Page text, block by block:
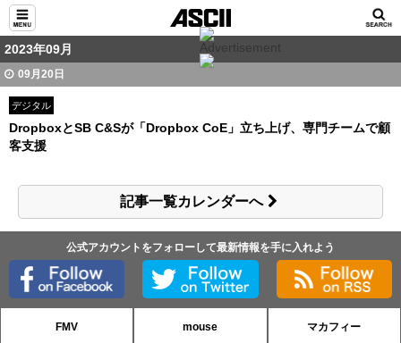
2023年09月
09月20日
デジタル
DropboxとSB C&Sが「Dropbox CoE」立ち上げ、専門チームで顧
客支援
記事一覧カレンダーへ
公式アカウントをフォローして最新情報を手に入れよう
FMV mouse マカフィー